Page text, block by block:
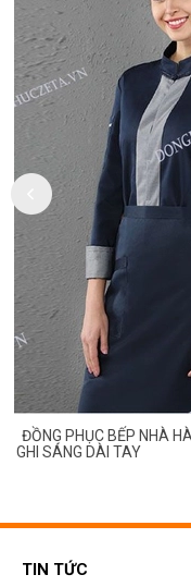
ĐỒNG PHỤC BẾP NHÀ
GHI SÁNG DÀI TAY
TIN TỨC